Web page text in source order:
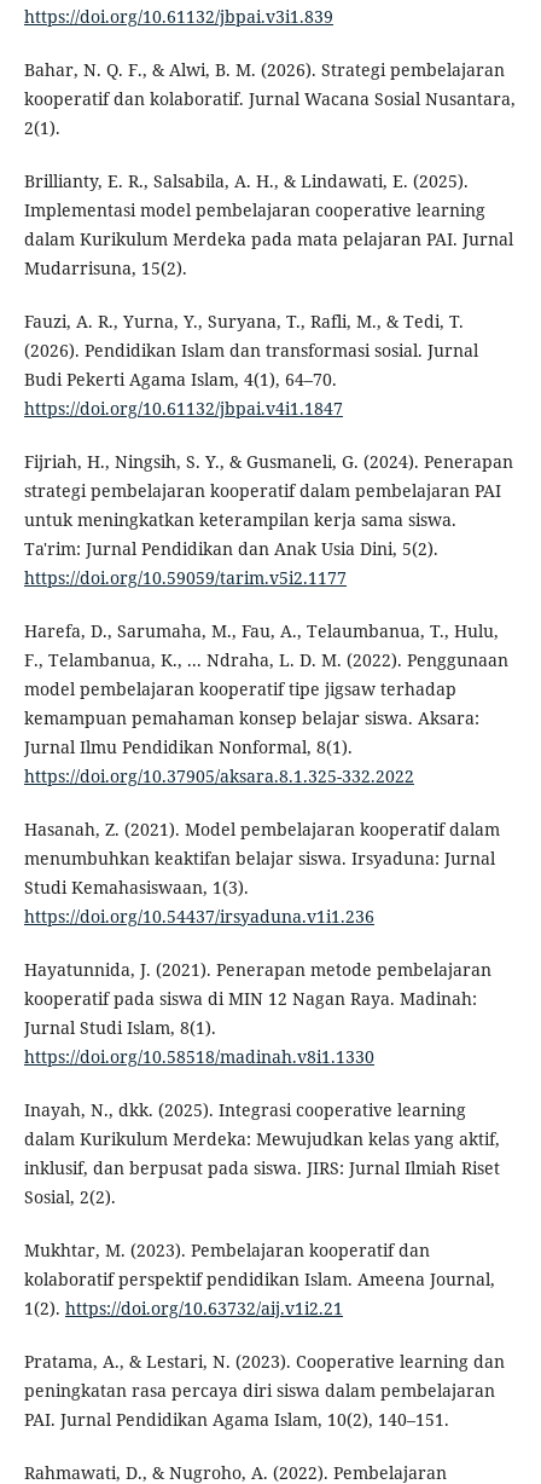
https://doi.org/10.61132/jbpai.v3i1.839
Bahar, N. Q. F., & Alwi, B. M. (2026). Strategi pembelajaran
kooperatif dan kolaboratif. Jurnal Wacana Sosial Nusantara,
2(1).
Brillianty, E. R., Salsabila, A. H., & Lindawati, E. (2025).
Implementasi model pembelajaran cooperative learning
dalam Kurikulum Merdeka pada mata pelajaran PAI. Jurnal
Mudarrisuna, 15(2).
Fauzi, A. R., Yurna, Y., Suryana, T., Rafli, M., & Tedi, T.
(2026). Pendidikan Islam dan transformasi sosial. Jurnal
Budi Pekerti Agama Islam, 4(1), 64–70.
https://doi.org/10.61132/jbpai.v4i1.1847
Fijriah, H., Ningsih, S. Y., & Gusmaneli, G. (2024). Penerapan
strategi pembelajaran kooperatif dalam pembelajaran PAI
untuk meningkatkan keterampilan kerja sama siswa.
Ta'rim: Jurnal Pendidikan dan Anak Usia Dini, 5(2).
https://doi.org/10.59059/tarim.v5i2.1177
Harefa, D., Sarumaha, M., Fau, A., Telaumbanua, T., Hulu,
F., Telambanua, K., ... Ndraha, L. D. M. (2022). Penggunaan
model pembelajaran kooperatif tipe jigsaw terhadap
kemampuan pemahaman konsep belajar siswa. Aksara:
Jurnal Ilmu Pendidikan Nonformal, 8(1).
https://doi.org/10.37905/aksara.8.1.325-332.2022
Hasanah, Z. (2021). Model pembelajaran kooperatif dalam
menumbuhkan keaktifan belajar siswa. Irsyaduna: Jurnal
Studi Kemahasiswaan, 1(3).
https://doi.org/10.54437/irsyaduna.v1i1.236
Hayatunnida, J. (2021). Penerapan metode pembelajaran
kooperatif pada siswa di MIN 12 Nagan Raya. Madinah:
Jurnal Studi Islam, 8(1).
https://doi.org/10.58518/madinah.v8i1.1330
Inayah, N., dkk. (2025). Integrasi cooperative learning
dalam Kurikulum Merdeka: Mewujudkan kelas yang aktif,
inklusif, dan berpusat pada siswa. JIRS: Jurnal Ilmiah Riset
Sosial, 2(2).
Mukhtar, M. (2023). Pembelajaran kooperatif dan
kolaboratif perspektif pendidikan Islam. Ameena Journal,
1(2). https://doi.org/10.63732/aij.v1i2.21
Pratama, A., & Lestari, N. (2023). Cooperative learning dan
peningkatan rasa percaya diri siswa dalam pembelajaran
PAI. Jurnal Pendidikan Agama Islam, 10(2), 140–151.
Rahmawati, D., & Nugroho, A. (2022). Pembelajaran